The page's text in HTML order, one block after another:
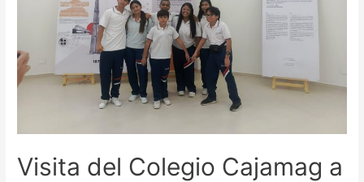
Visita del Colegio Cajamag a